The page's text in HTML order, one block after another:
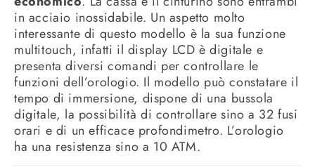
in acciaio inossidabile. Un aspetto molto
interessante di questo modello è la sua funzione
multitouch, infatti il display LCD è digitale e
presenta diversi comandi per controllare le
funzioni dell’orologio. Il modello può constatare il
tempo di immersione, dispone di una bussola
digitale, la possibilità di controllare sino a 32 fusi
orari e di un efficace profondimetro. L’orologio
ha una resistenza sino a 10 ATM.